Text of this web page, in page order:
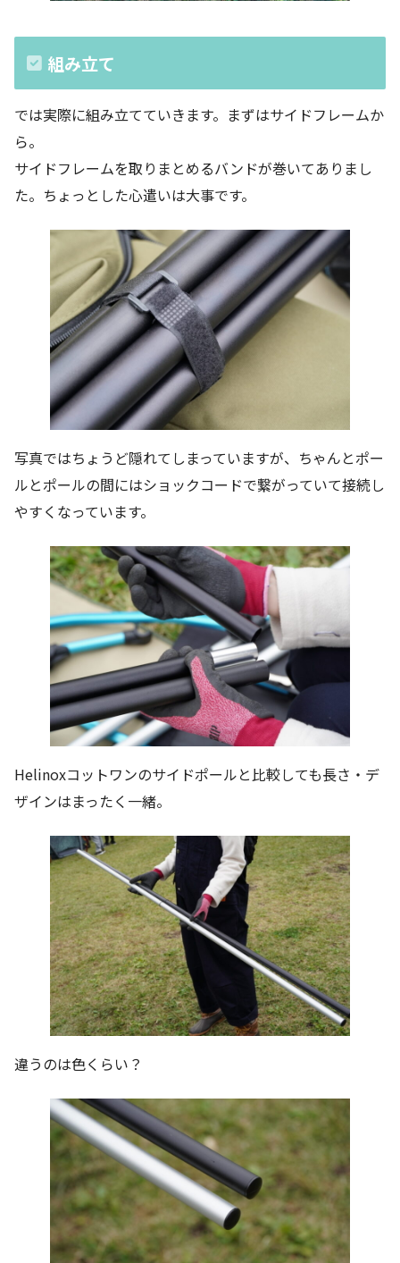
組み立て
では実際に組み立てていきます。まずはサイドフレームか
ら。
サイドフレームを取りまとめるバンドが巻いてありまし
た。ちょっとした心遣いは大事です。
写真ではちょうど隠れてしまっていますが、ちゃんとポー
ルとポールの間にはショックコードで繋がっていて接続し
やすくなっています。
Helinoxコットワンのサイドポールと比較しても長さ・デ
ザインはまったく一緒。
違うのは色くらい？